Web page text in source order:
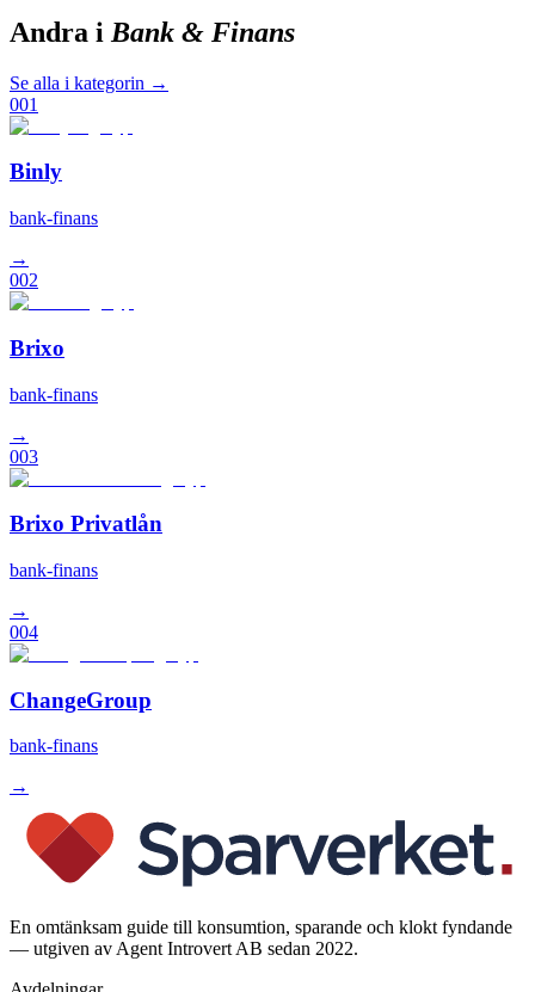
Andra i Bank & Finans
Se alla i kategorin →
001
Binly
bank-finans
→
002
Brixo
bank-finans
→
003
Brixo Privatlån
bank-finans
→
004
ChangeGroup
bank-finans
→
En omtänksam guide till konsumtion, sparande och klokt fyndande
— utgiven av Agent Introvert AB sedan 2022.